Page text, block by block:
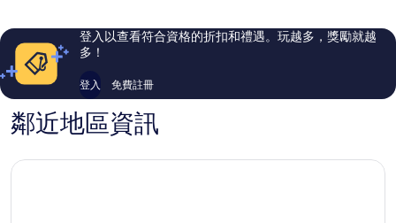
評
論
評
論
登入以查看符合資格的折扣和禮遇。玩越多，獎勵就越
多！
登入 免費註冊
鄰近地區資訊